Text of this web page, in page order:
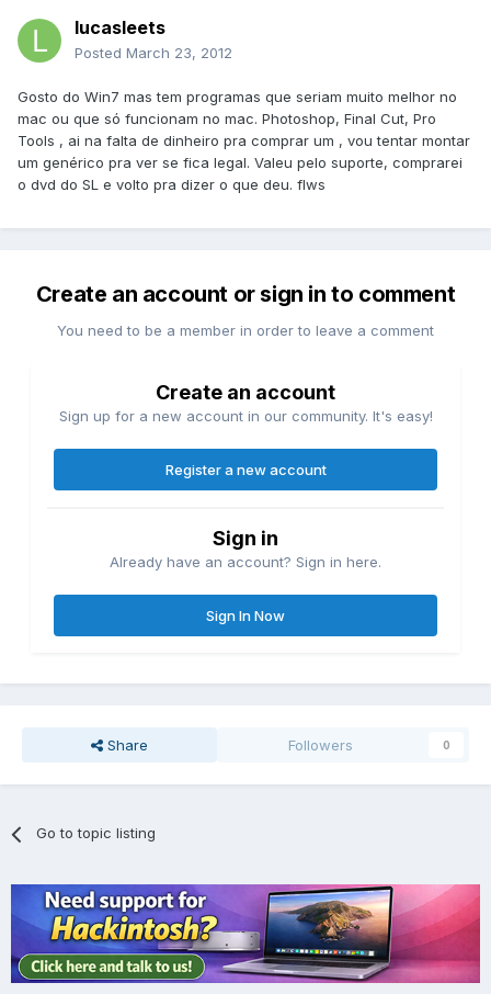
lucasleets
Posted March 23, 2012
Gosto do Win7 mas tem programas que seriam muito melhor no
mac ou que só funcionam no mac. Photoshop, Final Cut, Pro
Tools , ai na falta de dinheiro pra comprar um , vou tentar montar
um genérico pra ver se fica legal. Valeu pelo suporte, comprarei
o dvd do SL e volto pra dizer o que deu. flws
Create an account or sign in to comment
You need to be a member in order to leave a comment
Create an account
Sign up for a new account in our community. It's easy!
Register a new account
Sign in
Already have an account? Sign in here.
Sign In Now
Share Followers 0
Go to topic listing